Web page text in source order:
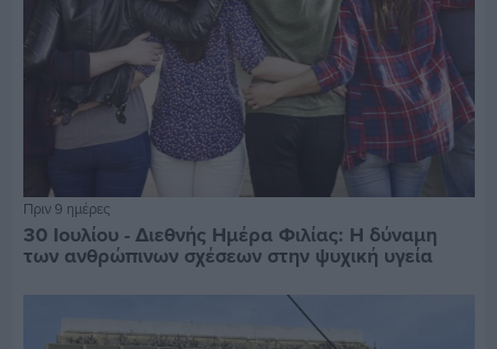
Πριν 9 ημέρες
30 Ιουλίου - Διεθνής Ημέρα Φιλίας: Η δύναμη
των ανθρώπινων σχέσεων στην ψυχική υγεία